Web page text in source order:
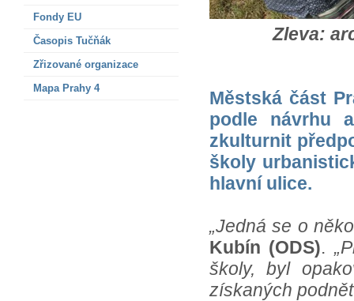
Fondy EU
Časopis Tučňák
Zřizované organizace
Mapa Prahy 4
Zleva:
Městská část
podle návrhu
zkulturnit
školy
hlavní ulice.
„Jedná se o
Kubín (ODS).
školy, byl
získaných